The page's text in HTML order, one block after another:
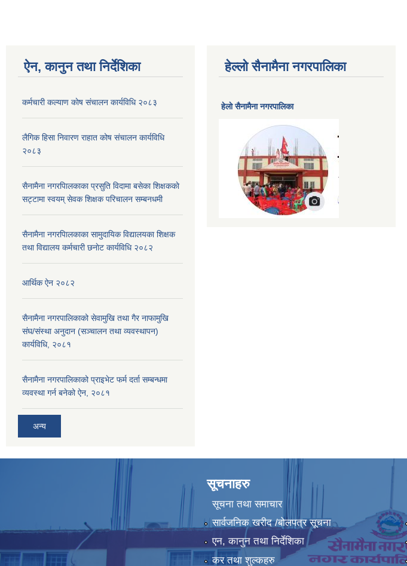
ऐन, कानुन तथा निर्देशिका
कर्मचारी कल्याण काेष संचालन कार्यविधि २०८३
लैगिक हिसा निवारण राहात कोष संचालन कार्यविधि
२०८३
सैनामैना नगरपािलकाका प्रसुति विदामा बसेका शिक्षककाे
सट्टामा स्वयम् सेवक शिक्षक परिचालन सम्बनधमी
सैनामैना नगरपािलकाका सामुदायिक विद्यालयका शिक्षक
तथा विद्यालय कर्मचारी छनाेट कार्यविधि २०८२
आर्थिक ऐन २०८२
सैनामैना नगरपालिकाको सेवामुखि तथा गैर नाफामुखि
संघ/संस्था अनुदान (सञ्चालन तथा व्यवस्थापन)
कार्यविधि, २०८१
सैनामैना नगरपालिकाको प्राइभेट फर्म दर्ता सम्बन्धमा
व्यवस्था गर्न बनेको ऐन, २०८१
अन्य
हेल्लो सैनामैना नगरपालिका
हेलाे सैनामैना नगरपालिका
सूचनाहरु
सूचना तथा समाचार
सार्वजनिक खरीद /बोलपत्र सूचना
एन, कानुन तथा निर्देशिका
कर तथा शुल्कहरु